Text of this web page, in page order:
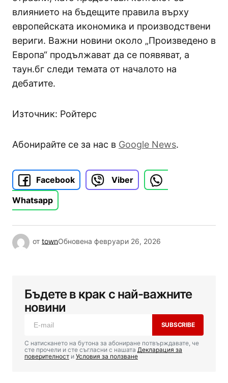
влиянието на бъдещите правила върху
европейската икономика и производствени
вериги. Важни новини около „Произведено в
Европа“ продължават да се появяват, а
таун.бг следи темата от началото на
дебатите.
Източник: Ройтерс
Абонирайте се за нас в Google News.
Facebook
Viber
Whatsapp
от townОбновена февруари 26, 2026
Бъдете в крак с най-важните
новини
SUBSCRIBE
С натискането на бутона за абониране потвърждавате, че
сте прочели и сте съгласни с нашата Декларация за
поверителност и Условия за ползване